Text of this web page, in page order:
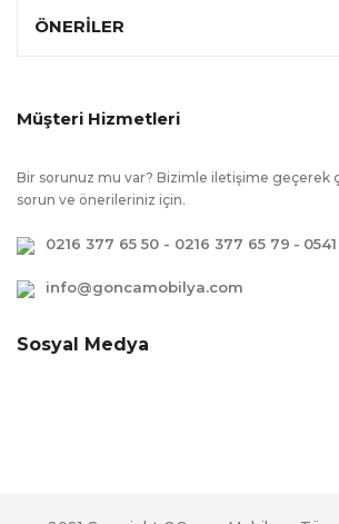
ÖNERİLER
Müşteri Hizmetleri
Bir sorunuz mu var? Bizimle iletişime geçerek
sorun ve önerileriniz için.
0216 377 65 50 - 0216 377 65 79 - 0541
info@goncamobilya.com
Sosyal Medya